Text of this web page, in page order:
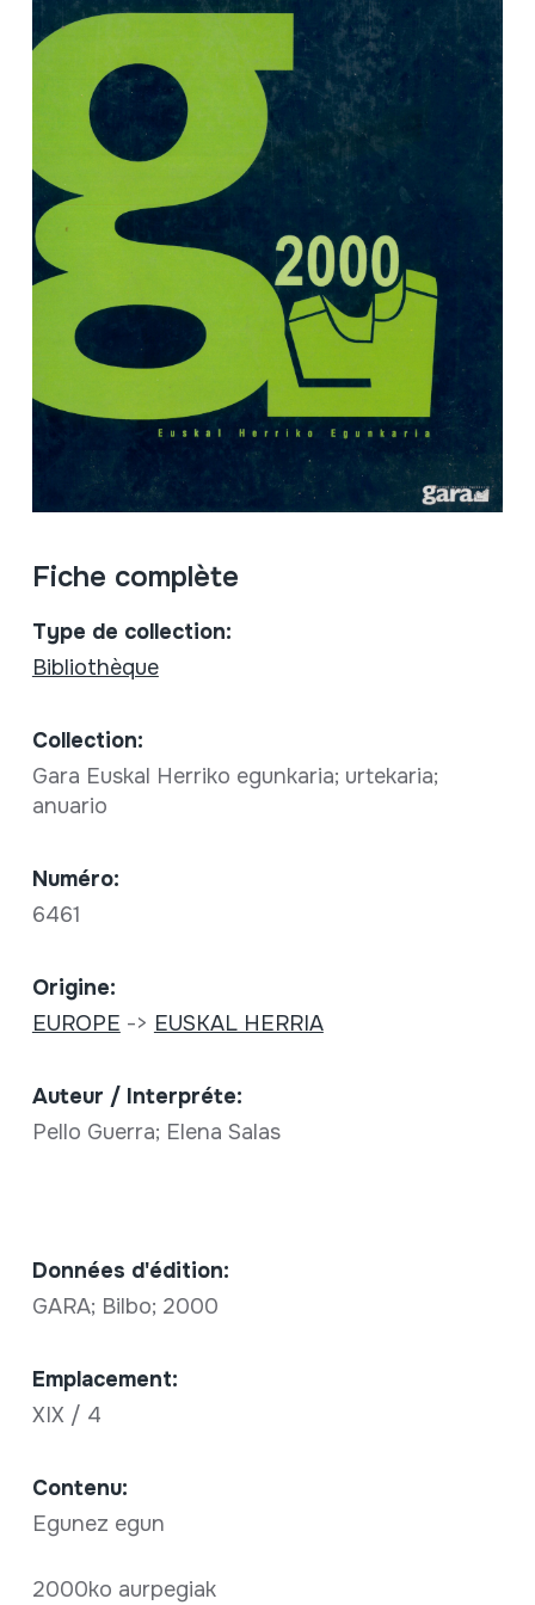
Fiche complète
Type de collection:
Bibliothèque
Collection:
Gara Euskal Herriko egunkaria; urtekaria;
anuario
Numéro:
6461
Origine:
EUROPE -> EUSKAL HERRIA
Auteur / Interpréte:
Pello Guerra; Elena Salas
Données d'édition:
GARA; Bilbo; 2000
Emplacement:
XIX / 4
Contenu:
Egunez egun
2000ko aurpegiak